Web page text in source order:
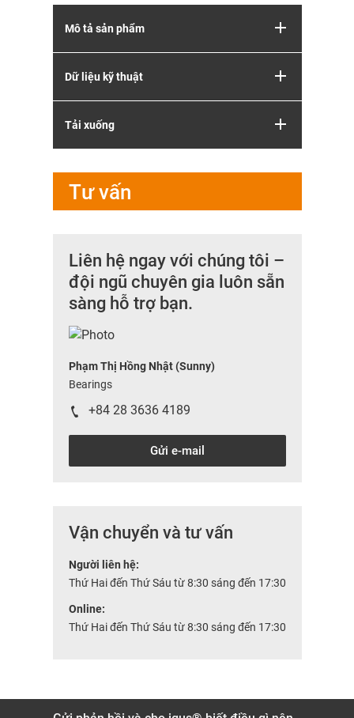
Mô tả sản phẩm
Dữ liệu kỹ thuật
Tải xuống
Tư vấn
Liên hệ ngay với chúng tôi –
đội ngũ chuyên gia luôn sẵn
sàng hỗ trợ bạn.
Phạm Thị Hồng Nhật (Sunny)
Bearings
+84 28 3636 4189
Gửi e-mail
Vận chuyển và tư vấn
Người liên hệ:
Thứ Hai đến Thứ Sáu từ 8:30 sáng đến 17:30
Online:
Thứ Hai đến Thứ Sáu từ 8:30 sáng đến 17:30